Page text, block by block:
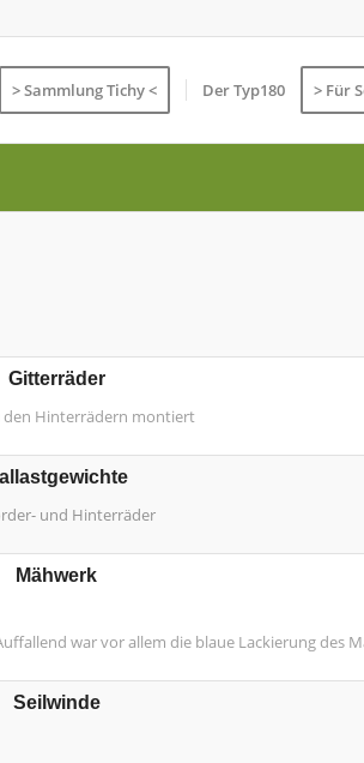
> Sammlung Tichy < Der Typ180 > Für
Gitterräder
den Hinterrädern montiert
und Hinterräder
Mähwerk
war vor allem die blaue Lackierung des
Seilwinde